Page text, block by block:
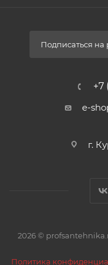
Подписаться на
+7
e-
г.
2026 ©
Политика